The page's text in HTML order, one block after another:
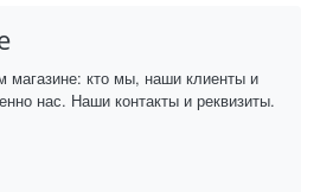
магазине: кто мы, наши клиенты и
нас. Наши контакты и реквизиты.